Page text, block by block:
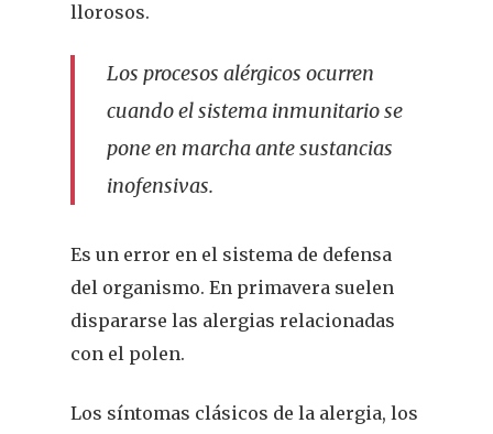
llorosos.
Los procesos alérgicos ocurren
cuando el sistema inmunitario se
pone en marcha ante sustancias
inofensivas.
Es un error en el sistema de defensa
del organismo. En primavera suelen
dispararse las alergias relacionadas
con el polen.
Los síntomas clásicos de la alergia, los